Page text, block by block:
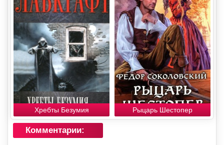
Хребты Безумия Рыцарь Шестопер
Комментарии: